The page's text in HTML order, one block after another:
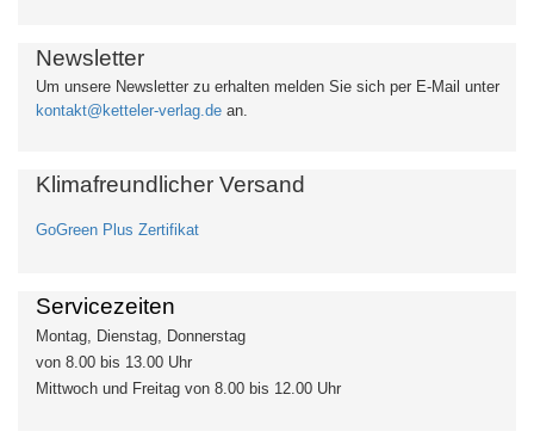
Newsletter
Um unsere Newsletter zu erhalten melden Sie sich per E-Mail unter
kontakt@ketteler-verlag.de an.
Klimafreundlicher Versand
GoGreen Plus Zertifikat
Servicezeiten
Montag, Dienstag, Donnerstag
von 8.00 bis 13.00 Uhr
Mittwoch und Freitag von 8.00 bis 12.00 Uhr